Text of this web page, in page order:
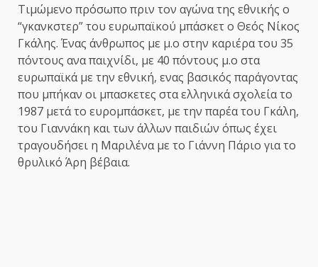
Τιμώμενο πρόσωπο πριν τον αγώνα της εθνικής ο
“γκανκστερ” του ευρωπαϊκού μπάσκετ ο Θεός Νίκος
Γκάλης. Ένας άνθρωπος με μ.ο στην καριέρα του 35
πόντους ανα παιχνίδι, με 40 πόντους μ.ο στα
ευρωπαϊκά με την εθνική, ενας βασικός παράγοντας
που μπήκαν οι μπασκετες στα ελληνικά σχολεία το
1987 μετά το ευρομπάσκετ, με την παρέα του Γκάλη,
του Γιαννάκη και των άλλων παιδιών όπως έχει
τραγουδήσει η Μαριλένα με το Γιάννη Πάριο για το
θρυλικό Άρη βέβαια.